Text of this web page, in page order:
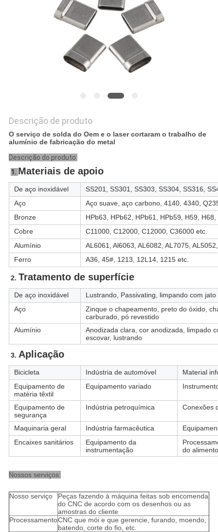
Descrição de produto
O serviço de solda do Oem e o laser cortaram o trabalho de
alumínio de fabricação do metal
Descrição do produto:
1. Materiais de apoio
De aço inoxidável
SS201, SS301, SS303, SS304, SS316,
Aço
Aço suave, aço carbono, 4140, 4340,
Bronze
HPb63, HPb62, HPb61, HPb59, H59,
Cobre
C11000, C12000, C12000, C36000 etc.
Alumínio
AL6061, Al6063, AL6082, AL7075,
Ferro
A36, 45#, 1213, 12L14, 1215 etc.
2. Tratamento de superfície
De aço inoxidável
Lustrando, Passivating, limpando com
Aço
Zinque o chapeamento, preto do óxido,
carburado, pó revestido
Alumínio
Anodizada clara, cor anodizada, limpado
escovar, lustrando
3. Aplicação
Bicicleta Indústria de automóvel
Material
Equipamento de
matéria têxtil
Equipamento variado
Equipamento de
segurança
Indústria petroquímica Conexões
Maquinaria geral Indústria farmacêutica
Encaixes sanitários
Equipamento da
instrumentação
do alimento
Nossos serviços:
Nosso serviço
Peças fazendo à máquina feitas sob encomenda
do CNC de acordo com os desenhos ou as
amostras do cliente
ProcessamentoCNC que mói e que gerencie, furando, moendo,
batendo, corte do fio, etc.